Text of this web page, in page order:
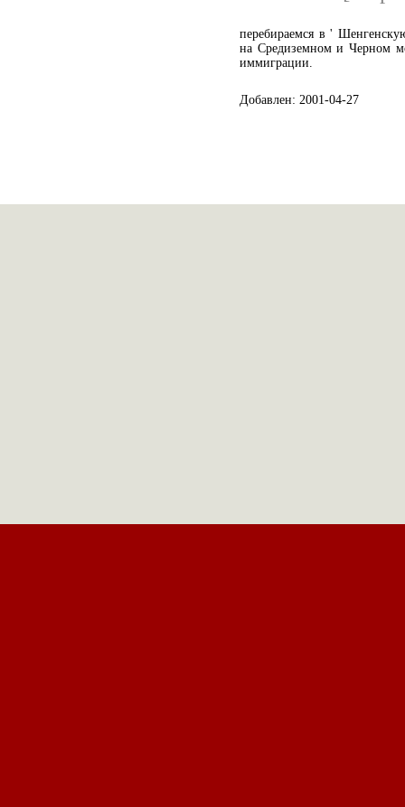
перебираемся в '
на Средиземном и Черном
иммиграции.
Добавлен: 2001-04-27